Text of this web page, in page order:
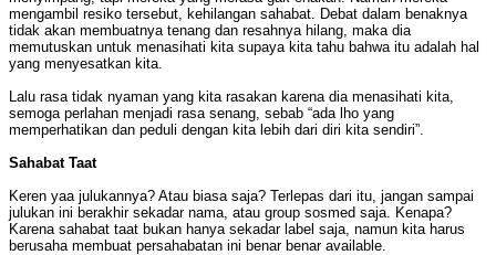
mengambil resiko tersebut, kehilangan sahabat. Debat dalam benaknya
tidak akan membuatnya tenang dan resahnya hilang, maka dia
memutuskan untuk menasihati kita supaya kita tahu bahwa itu adalah hal
yang menyesatkan kita.
Lalu rasa tidak nyaman yang kita rasakan karena dia menasihati kita,
semoga perlahan menjadi rasa senang, sebab “ada lho yang
memperhatikan dan peduli dengan kita lebih dari diri kita sendiri”.
Sahabat Taat
Keren yaa julukannya? Atau biasa saja? Terlepas dari itu, jangan sampai
julukan ini berakhir sekadar nama, atau group sosmed saja. Kenapa?
Karena sahabat taat bukan hanya sekadar label saja, namun kita harus
berusaha membuat persahabatan ini benar benar available.